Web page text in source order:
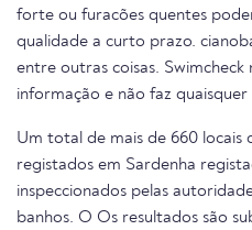
forte ou furacões quentes
qualidade a curto prazo.
entre outras coisas.
informação e não faz
Um total de mais de 660 locais
registados em Sardenha
inspeccionados pelas
banhos. O Os resultados são